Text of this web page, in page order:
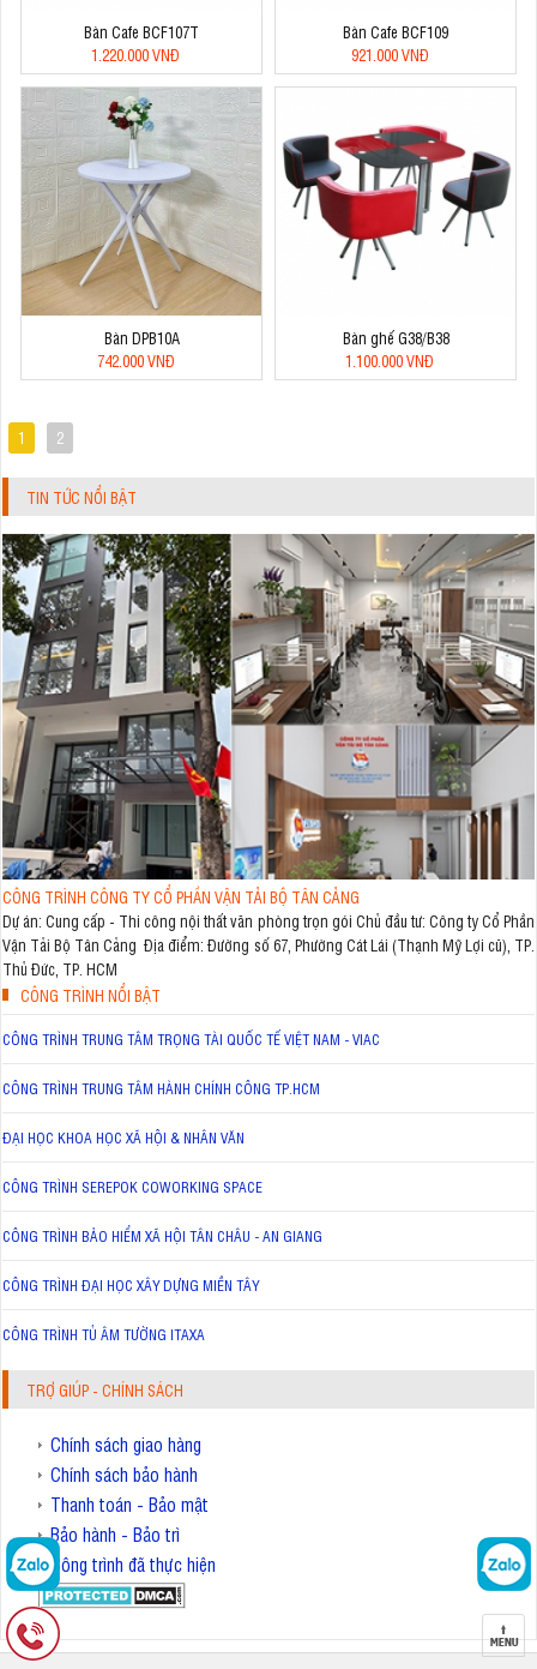
Bàn Cafe BCF107T
1.220.000 VNĐ
Bàn Cafe BCF109
921.000 VNĐ
Bàn DPB10A
742.000 VNĐ
Bàn ghế G38/B38
1.100.000 VNĐ
1 2
TIN TỨC NỔI BẬT
CÔNG TRÌNH CÔNG TY CỔ PHẦN VẬN TẢI BỘ TÂN CẢNG
Dự án: Cung cấp - Thi công nội thất văn phòng trọn gói Chủ đầu tư: Công ty Cổ Phần
Vận Tải Bộ Tân Cảng Địa điểm: Đường số 67, Phường Cát Lái (Thạnh Mỹ Lợi cũ), TP.
Thủ Đức, TP. HCM
CÔNG TRÌNH NỔI BẬT
CÔNG TRÌNH TRUNG TÂM TRỌNG TÀI QUỐC TẾ VIỆT NAM - VIAC
CÔNG TRÌNH TRUNG TÂM HÀNH CHÍNH CÔNG TP.HCM
ĐẠI HỌC KHOA HỌC XÃ HỘI & NHÂN VĂN
CÔNG TRÌNH SEREPOK COWORKING SPACE
CÔNG TRÌNH BẢO HIỂM XÃ HỘI TÂN CHÂU - AN GIANG
CÔNG TRÌNH ĐẠI HỌC XÂY DỰNG MIỀN TÂY
CÔNG TRÌNH TỦ ÂM TƯỜNG ITAXA
TRỢ GIÚP - CHÍNH SÁCH
Chính sách giao hàng
Chính sách bảo hành
Thanh toán - Bảo mật
Bảo hành - Bảo trì
Công trình đã thực hiện